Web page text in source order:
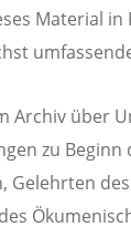
Material in
Archiv über
zu
Gelehrten